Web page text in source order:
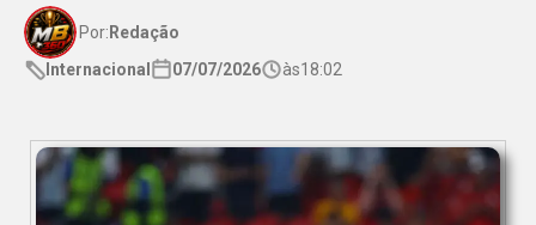
Por: Redação
Internacional
07/07/2026 às18:02